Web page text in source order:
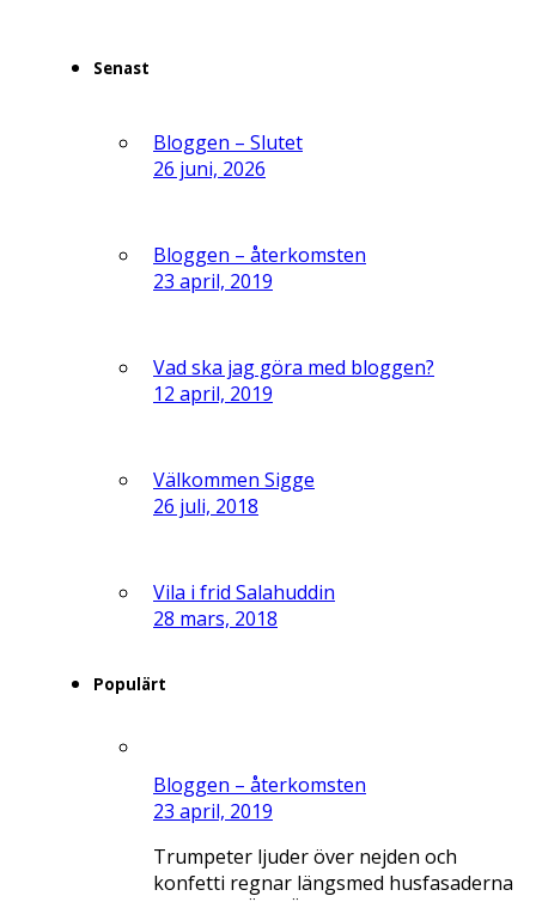
Senast
Bloggen – Slutet
26 juni, 2026
Bloggen – återkomsten
23 april, 2019
Vad ska jag göra med bloggen?
12 april, 2019
Välkommen Sigge
26 juli, 2018
Vila i frid Salahuddin
28 mars, 2018
Populärt
Bloggen – återkomsten
23 april, 2019
Trumpeter ljuder över nejden och
konfetti regnar längsmed husfasaderna